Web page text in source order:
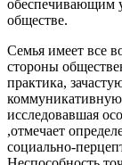
обеспечивающим
обществе.
Семья имеет все
стороны
практика,
исследовав­шая
,от­мечает
социаль­но-